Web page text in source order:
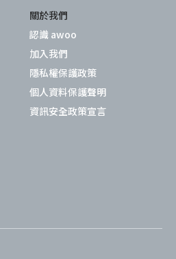
關於我們
認識 awoo
加入我們
隱私權保護政策
個人資料保護聲明
資訊安全政策宣言